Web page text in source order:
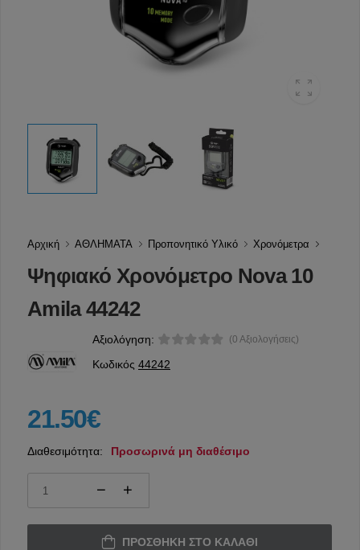
Αρχική ΑΘΛΗΜΑΤΑ Προπονητικό Υλικό Χρονόμετρα
Ψηφιακό Χρονόμετρο Nova 10
Amila 44242
Αξιολόγηση: (0 Αξιολογήσεις)
Κωδικός 44242
21.50€
Διαθεσιμότητα: Προσωρινά μη διαθέσιμο
ΠΡΟΣΘΉΚΗ ΣΤΟ ΚΑΛΆΘΙ